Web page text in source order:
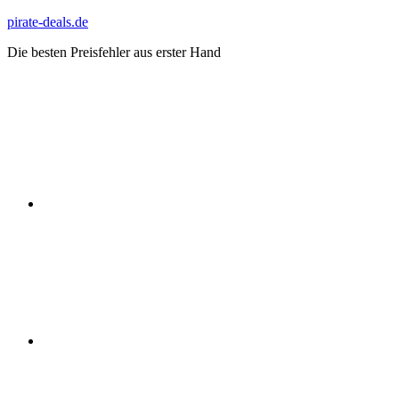
Zum
springen
pirate-deals.de
Die besten Preisfehler aus erster Hand